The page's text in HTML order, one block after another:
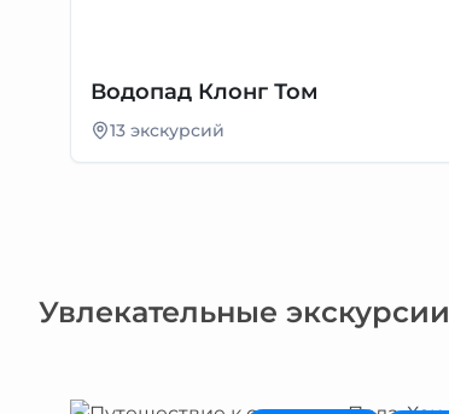
Водопад Клонг Том
13 экскурсий
Увлекательные экскурсии